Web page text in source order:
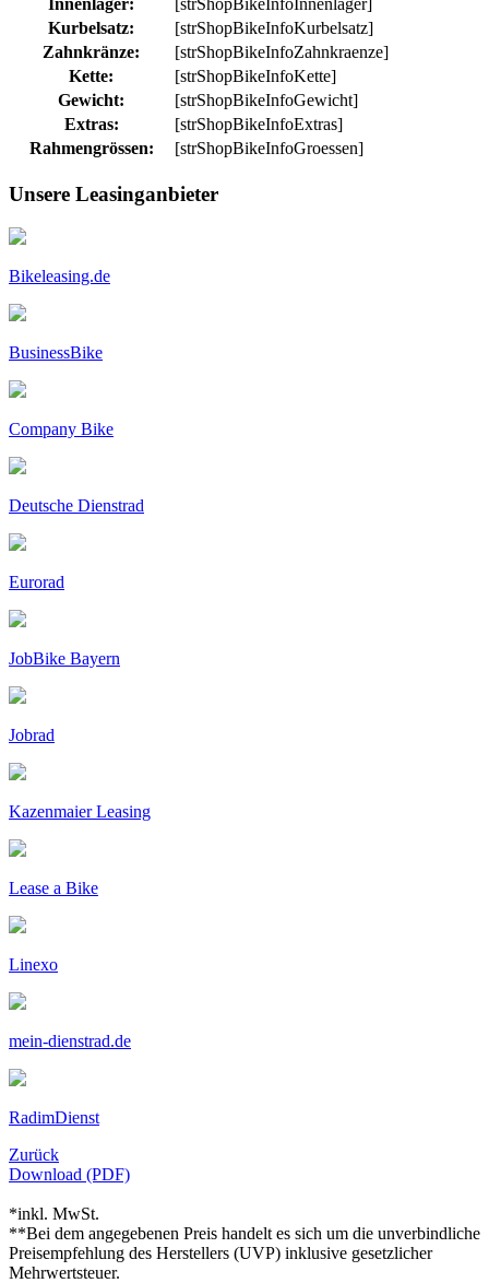
Innenlager:
[strShopBikeInfoInnenlager]
Kurbelsatz:
[strShopBikeInfoKurbelsatz]
Zahnkränze:
[strShopBikeInfoZahnkraenze]
Kette:
[strShopBikeInfoKette]
Gewicht:
[strShopBikeInfoGewicht]
Extras:
[strShopBikeInfoExtras]
Rahmengrössen:
[strShopBikeInfoGroessen]
Unsere Leasinganbieter
Bikeleasing.de
BusinessBike
Company Bike
Deutsche Dienstrad
Eurorad
JobBike Bayern
Jobrad
Kazenmaier Leasing
Lease a Bike
Linexo
mein-dienstrad.de
RadimDienst
Zurück
Download (PDF)
*inkl. MwSt.
**Bei dem angegebenen Preis handelt es sich um die unverbindliche
Preisempfehlung des Herstellers (UVP) inklusive gesetzlicher
Mehrwertsteuer.